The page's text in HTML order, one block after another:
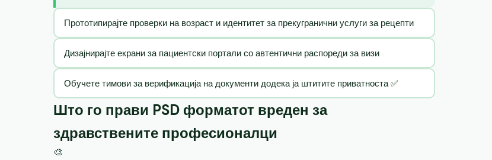
Прототипирајте проверки на возраст и идентитет за прекугранични услуги за рецепти
Дизајнирајте екрани за пациентски портали со автентични распореди за визи
Обучете тимови за верификација на документи додека ја штитите приватноста ✅
Што го прави PSD форматот вреден за
здравствените професионалци
🎨